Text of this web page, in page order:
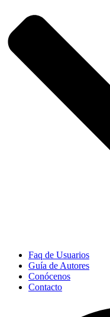
Faq de Usuarios
Guía de Autores
Conócenos
Contacto